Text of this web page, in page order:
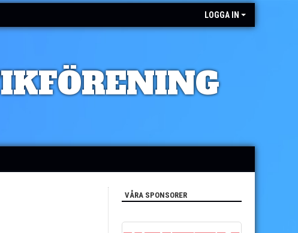
LOGGA IN
VÅRA SPONSORER